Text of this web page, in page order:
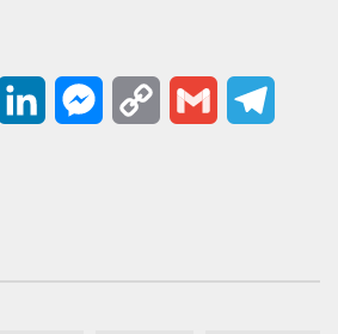
WhatsAppLinkedIn Messenger
Copy
Gmail